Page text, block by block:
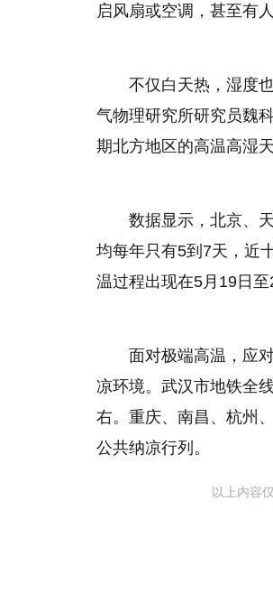
启风扇或空调，甚至有
不仅白天热，湿度
气物理研究所研究员魏
期北方地区的高温高湿
数据显示，北京、
均每年只有5到7天，近
温过程出现在5月19日至
面对极端高温，应
凉环境。武汉市地铁全
右。重庆、南昌、杭州
公共纳凉行列。
以上内容